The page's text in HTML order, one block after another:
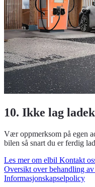
10. Ikke lag
Vær oppmerksom på egen
bilen så snart du er ferdig
Les mer om elbil Kontakt
Oversikt over behandling
Informasjonskapselpolicy